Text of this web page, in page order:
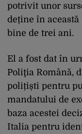
potrivit unor
deține în
bine de trei ani.
El a fost dat în
Poliţia Română,
polițiști pentru
mandatului de
baza acestei
Italia pentru